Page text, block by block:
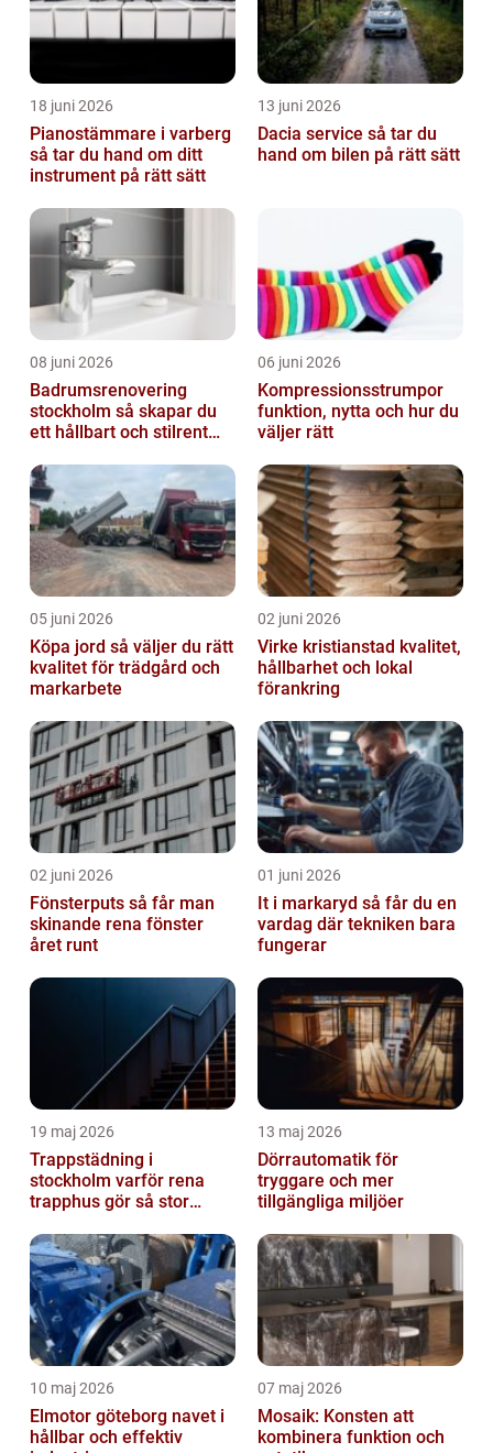
18 juni 2026
Pianostämmare i varberg
så tar du hand om ditt
instrument på rätt sätt
13 juni 2026
Dacia service så tar du
hand om bilen på rätt sätt
08 juni 2026
Badrumsrenovering
stockholm så skapar du
ett hållbart och stilrent
06 juni 2026
Kompressionsstrumpor
funktion, nytta och hur du
väljer rätt
05 juni 2026
Köpa jord så väljer du rätt
kvalitet för trädgård och
markarbete
02 juni 2026
Virke kristianstad kvalitet,
hållbarhet och lokal
förankring
02 juni 2026
Fönsterputs så får man
skinande rena fönster
året runt
01 juni 2026
It i markaryd så får du en
vardag där tekniken bara
fungerar
19 maj 2026
Trappstädning i
stockholm varför rena
trapphus gör så stor
13 maj 2026
Dörrautomatik för
tryggare och mer
tillgängliga miljöer
10 maj 2026
Elmotor göteborg navet i
hållbar och effektiv
07 maj 2026
Mosaik: Konsten att
kombinera funktion och